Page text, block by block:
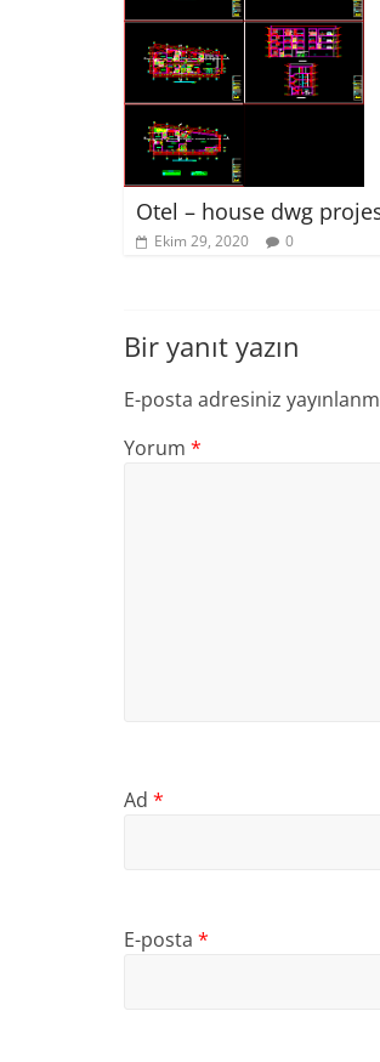
Otel – house dwg
Ekim 29, 2020 0
Bir yanıt yazın
E-posta adresiniz
Yorum *
Ad *
E-posta *